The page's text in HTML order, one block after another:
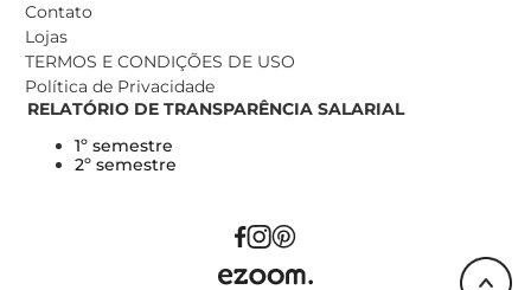
Contato
Lojas
TERMOS E CONDIÇÕES DE USO
Política de Privacidade
RELATÓRIO DE TRANSPARÊNCIA SALARIAL
1º semestre
2º semestre